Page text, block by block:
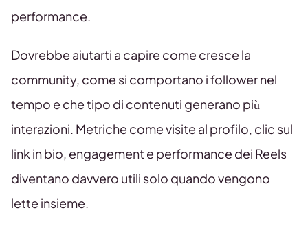
performance.
Dovrebbe aiutarti a capire come cresce la
community, come si comportano i follower nel
tempo e che tipo di contenuti generano più
interazioni. Metriche come visite al profilo, clic sul
link in bio, engagement e performance dei Reels
diventano davvero utili solo quando vengono
lette insieme.